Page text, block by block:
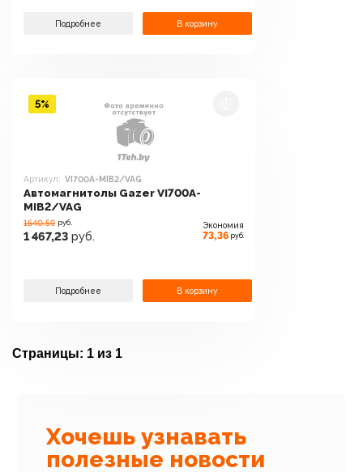
Подробнее В корзину
Артикул: VI700A-MIB2/VAG
Автомагнитолы Gazer VI700A-
MIB2/VAG
1540.59 руб.
1 467,23 руб.
Экономия
73,36 руб.
Подробнее В корзину
5%
Страницы: 1 из 1
Хочешь узнавать
полезные новости